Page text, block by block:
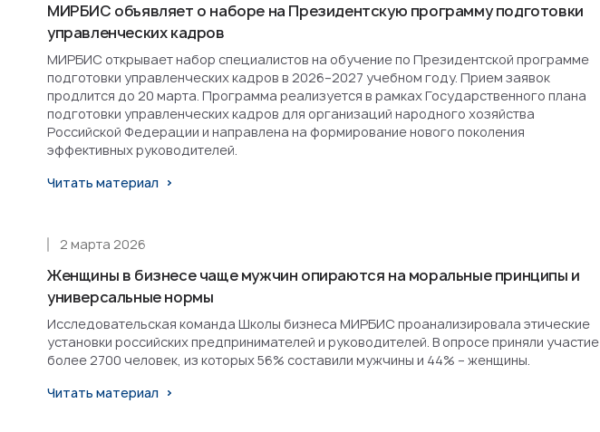
МИРБИС объявляет о наборе на Президентскую программу подготовки
управленческих кадров
МИРБИС открывает набор специалистов на обучение по Президентской программе
подготовки управленческих кадров в 2026–2027 учебном году. Прием заявок
продлится до 20 марта. Программа реализуется в рамках Государственного плана
подготовки управленческих кадров для организаций народного хозяйства
Российской Федерации и направлена на формирование нового поколения
эффективных руководителей.
Читать материал
Женщины в бизнесе чаще мужчин опираются на моральные принципы и
универсальные нормы
2 марта 2026
Исследовательская команда Школы бизнеса МИРБИС проанализировала этические
установки российских предпринимателей и руководителей. В опросе приняли участие
более 2700 человек, из которых 56% составили мужчины и 44% – женщины.
Читать материал